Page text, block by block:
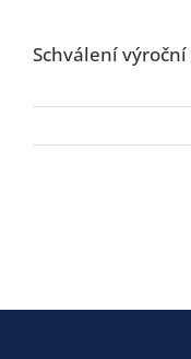
Schválení